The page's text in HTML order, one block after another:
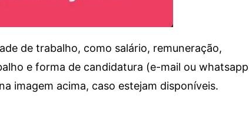
de trabalho, como salário, remuneração,
e forma de candidatura (e-mail ou whatsapp
imagem acima, caso estejam disponíveis.